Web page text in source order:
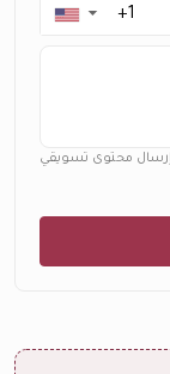
▼
إرسال محتوى تسويقي